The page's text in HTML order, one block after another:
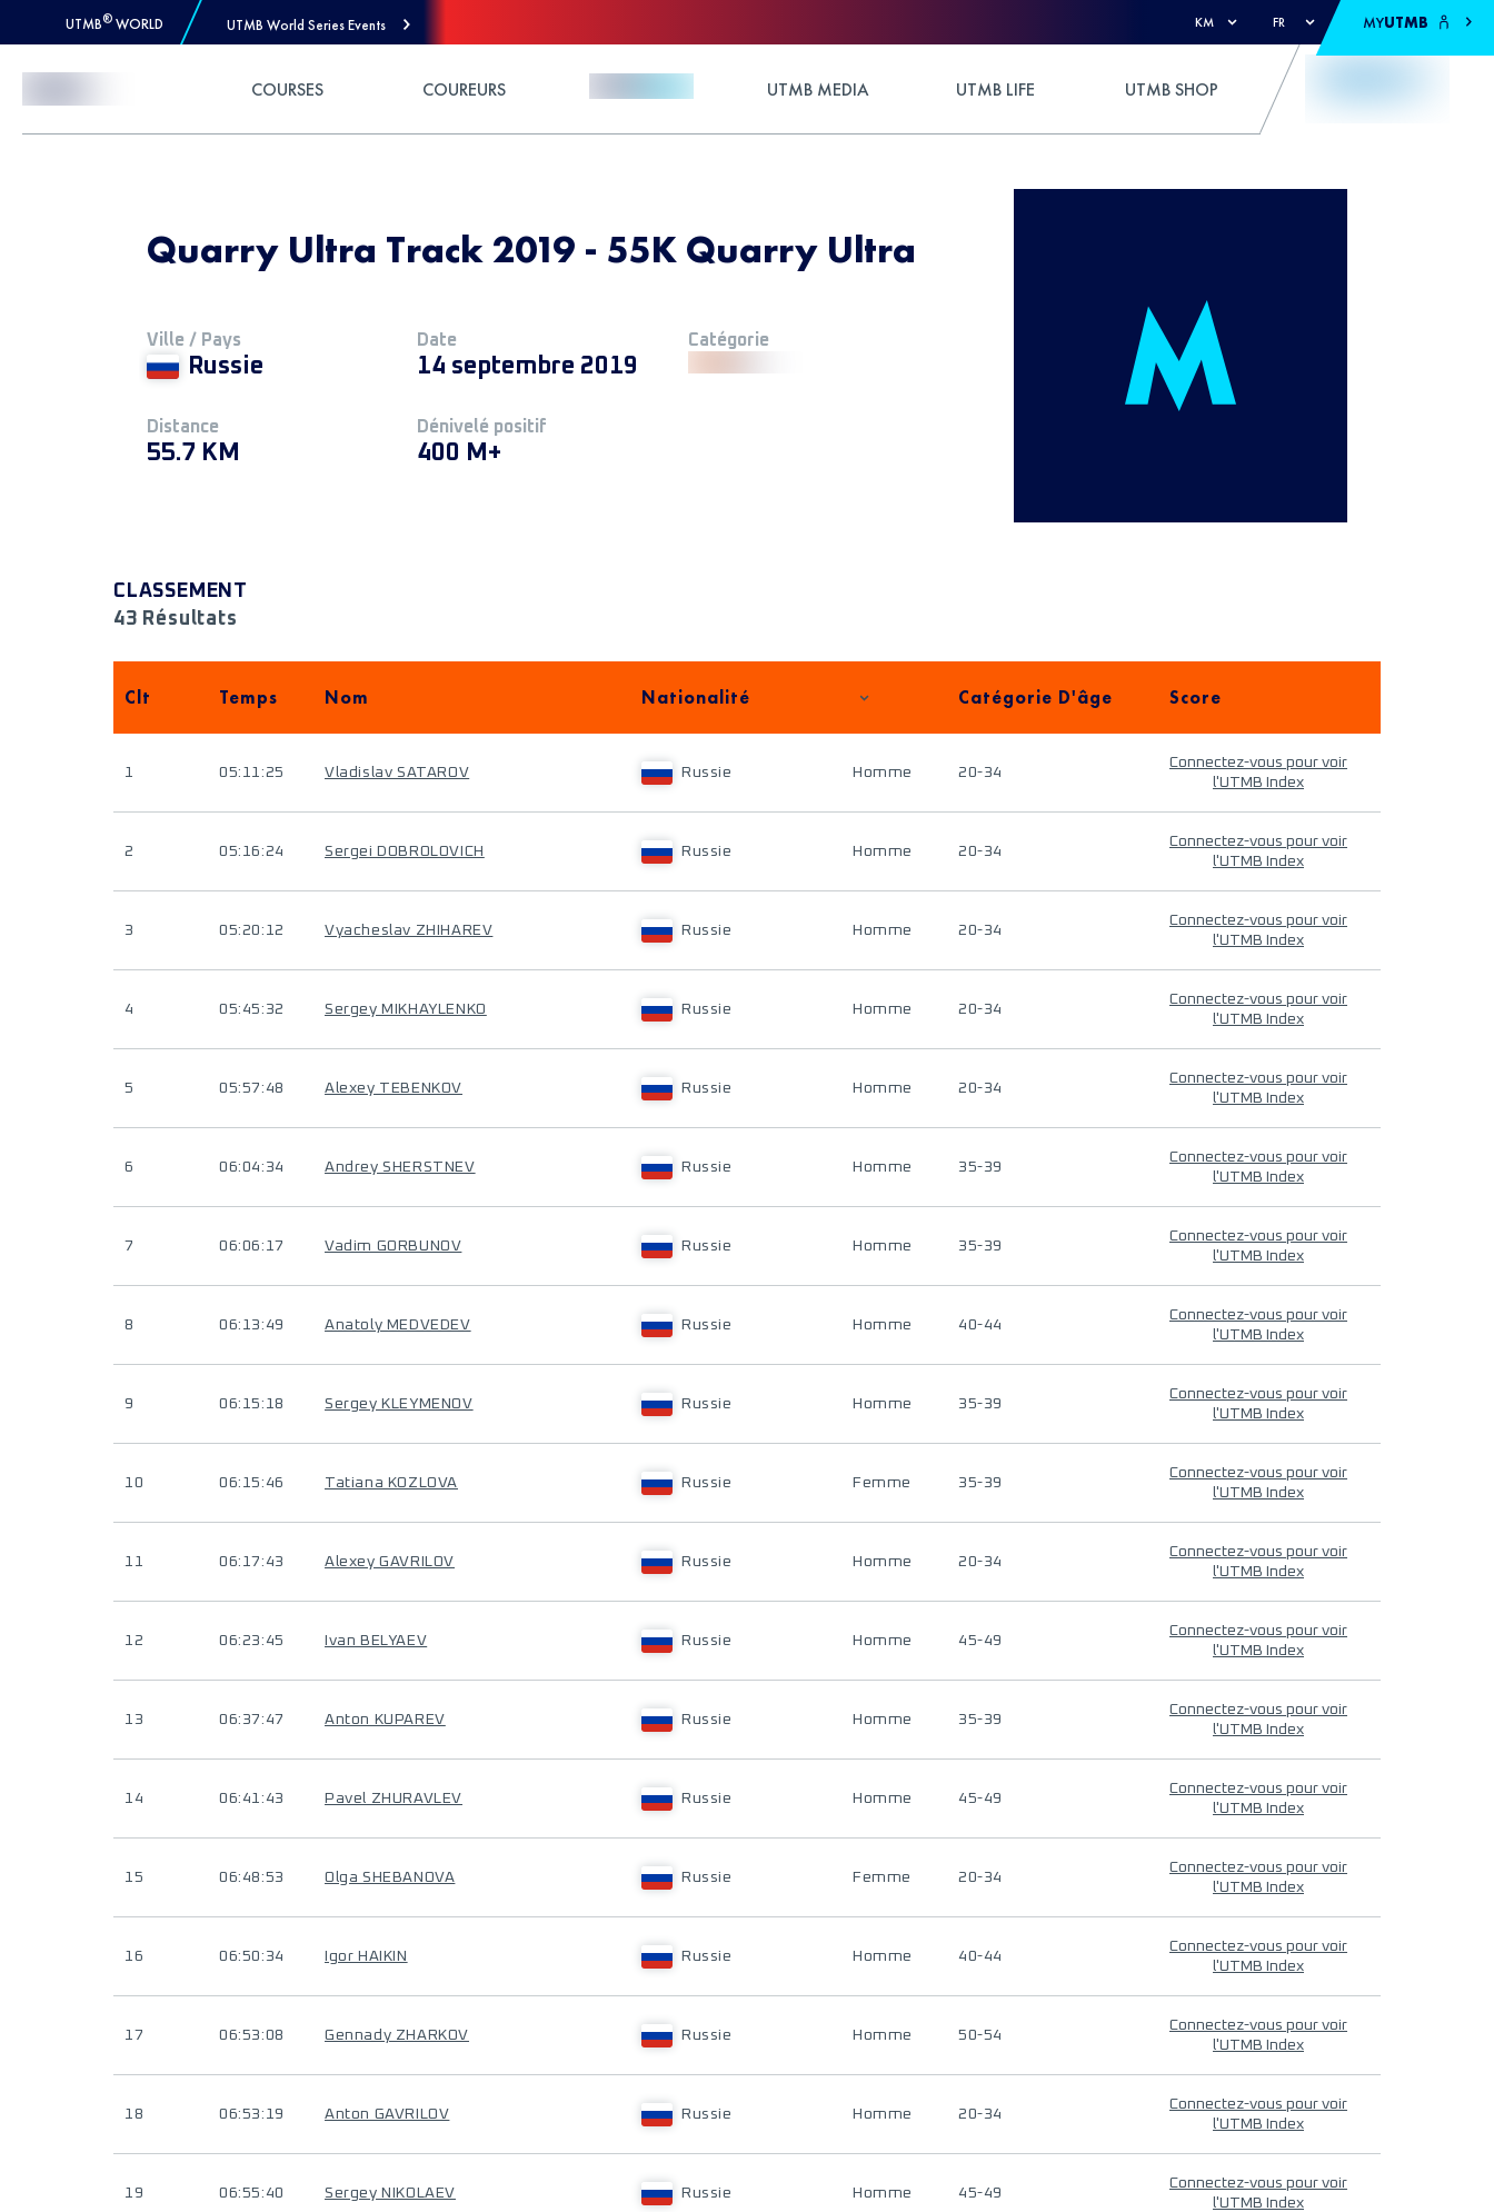
UTMB® WORLD UTMB World Series Events KM FR MYUTMB
COURSES COUREURS UTMB MEDIA UTMB LIFE UTMB SHOP
Quarry Ultra Track 2019 - 55K Quarry Ultra
Ville / Pays
Russie
Date
14 septembre 2019
Catégorie
Distance
55.7 KM
Dénivelé positif
400 M+
CLASSEMENT
43 Résultats
Clt Temps Nom Nationalité Catégorie D'âge Score
1 05:11:25 Vladislav SATAROV Russie Homme 20-34
Connectez-vous pour voir
l'UTMB Index
2 05:16:24 Sergei DOBROLOVICH Russie Homme 20-34
Connectez-vous pour voir
l'UTMB Index
3 05:20:12 Vyacheslav ZHIHAREV Russie Homme 20-34
Connectez-vous pour voir
l'UTMB Index
4 05:45:32 Sergey MIKHAYLENKO Russie Homme 20-34
Connectez-vous pour voir
l'UTMB Index
5 05:57:48 Alexey TEBENKOV Russie Homme 20-34
Connectez-vous pour voir
l'UTMB Index
6 06:04:34 Andrey SHERSTNEV Russie Homme 35-39
Connectez-vous pour voir
l'UTMB Index
7 06:06:17 Vadim GORBUNOV Russie Homme 35-39
Connectez-vous pour voir
l'UTMB Index
8 06:13:49 Anatoly MEDVEDEV Russie Homme 40-44
Connectez-vous pour voir
l'UTMB Index
9 06:15:18 Sergey KLEYMENOV Russie Homme 35-39
Connectez-vous pour voir
l'UTMB Index
10 06:15:46 Tatiana KOZLOVA Russie Femme 35-39
Connectez-vous pour voir
l'UTMB Index
11 06:17:43 Alexey GAVRILOV Russie Homme 20-34
Connectez-vous pour voir
l'UTMB Index
12 06:23:45 Ivan BELYAEV Russie Homme 45-49
Connectez-vous pour voir
l'UTMB Index
13 06:37:47 Anton KUPAREV Russie Homme 35-39
Connectez-vous pour voir
l'UTMB Index
14 06:41:43 Pavel ZHURAVLEV Russie Homme 45-49
Connectez-vous pour voir
l'UTMB Index
15 06:48:53 Olga SHEBANOVA Russie Femme 20-34
Connectez-vous pour voir
l'UTMB Index
16 06:50:34 Igor HAIKIN Russie Homme 40-44
Connectez-vous pour voir
l'UTMB Index
17 06:53:08 Gennady ZHARKOV Russie Homme 50-54
Connectez-vous pour voir
l'UTMB Index
18 06:53:19 Anton GAVRILOV Russie Homme 20-34
Connectez-vous pour voir
l'UTMB Index
19 06:55:40 Sergey NIKOLAEV Russie Homme 45-49
Connectez-vous pour voir
l'UTMB Index